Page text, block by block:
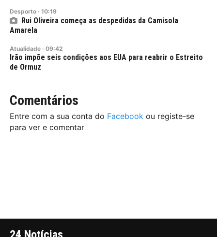
Desporto · 10:19
Rui Oliveira começa as despedidas da Camisola
Amarela
Atualidade · 09:42
Irão impõe seis condições aos EUA para reabrir o Estreito
de Ormuz
Comentários
Entre com a sua conta do Facebook ou registe-se
para ver e comentar